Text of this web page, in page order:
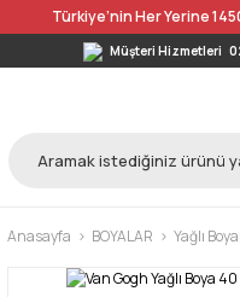
Türkiye’nin Her Yerine
Müşteri Hizmetleri
Anasayfa BOYALAR Yağlı